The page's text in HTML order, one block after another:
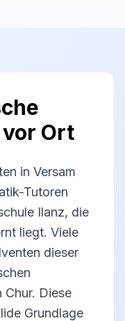
Ort
in Versam
Tutoren
Ilanz, die
liegt. Viele
dieser
Chur. Diese
Grundlage